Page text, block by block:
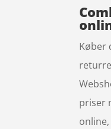
Køber
priser